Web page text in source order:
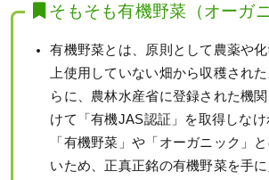
そもそも有機野菜（オーガ
有機野菜とは、原則として農薬や
上使用していない畑から収穫され
らに、農林水産省に登録された機
けて「有機JAS認証」を取得しなけ
「有機野菜」や「オーガニック」
いため、正真正銘の有機野菜を手